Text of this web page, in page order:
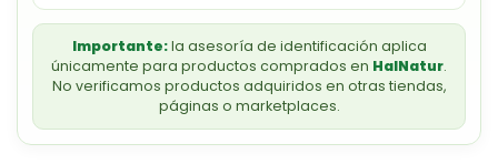
Importante:la asesoría de identificación aplica
únicamente para productos comprados en HalNatur.
No verificamos productos adquiridos en otras tiendas,
páginas o marketplaces.